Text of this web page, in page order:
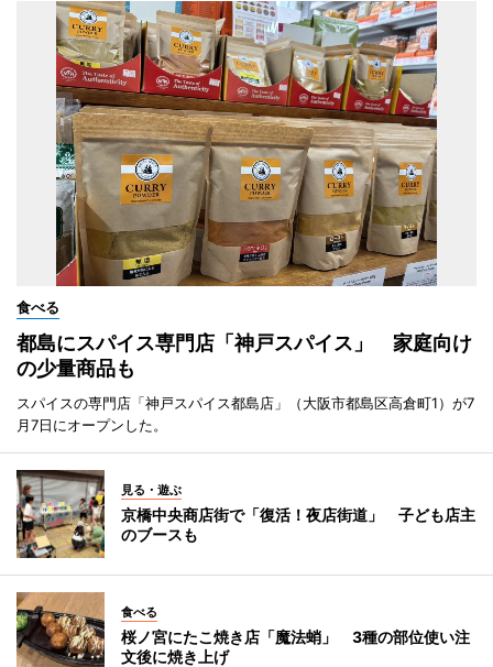
食べる
都島にスパイス専門店「神戸スパイス」 家庭向け
の少量商品も
スパイスの専門店「神戸スパイス都島店」（大阪市都島区高倉町1）が7
月7日にオープンした。
見る・遊ぶ
京橋中央商店街で「復活！夜店街道」 子ども店主
のブースも
食べる
桜ノ宮にたこ焼き店「魔法蛸」 3種の部位使い注
文後に焼き上げ